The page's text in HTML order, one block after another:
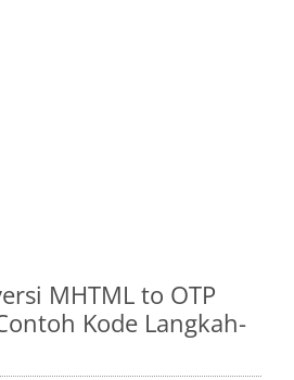
MHTML to OTP
Kode Langkah-